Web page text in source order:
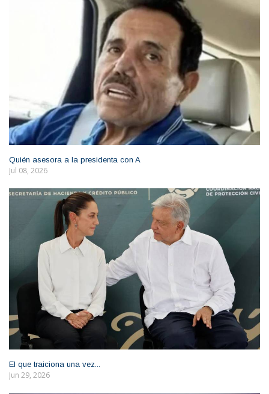
Quién asesora a la presidenta con A
Jul 08, 2026
El que traiciona una vez...
Jun 29, 2026